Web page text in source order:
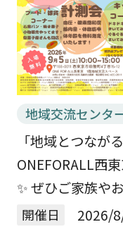
地域交流センタ
「地域とつなが
ONEFORALL西
✨ ぜひご家族や
😊 📅 日時 2026
開催日 2026/